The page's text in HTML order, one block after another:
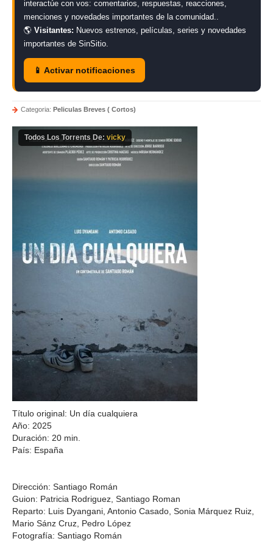
interactúe con vos: comentarios, respuestas, reacciones,
menciones y novedades importantes de la comunidad..
🌎 Visitantes: Nuevos estrenos, películas, series y novedades
importantes de SinSitio.
📱 Activar notificaciones
Categoria: Peliculas Breves ( Cortos)
Todos Los Torrents De: vicky
Título original: Un día cualquiera
Año: 2025
Duración: 20 min.
País: España
Dirección: Santiago Román
Guion: Patricia Rodriguez, Santiago Roman
Reparto: Luis Dyangani, Antonio Casado, Sonia Márquez Ruiz,
Mario Sánz Cruz, Pedro López
Fotografía: Santiago Román